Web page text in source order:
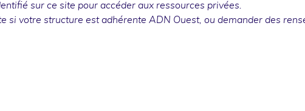
sur ce site pour accéder aux ressources privées.
si votre structure est adhérente ADN Ouest, ou demander des